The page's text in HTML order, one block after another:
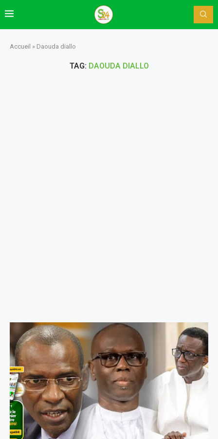
Accueil » Daouda diallo
TAG: DAOUDA DIALLO